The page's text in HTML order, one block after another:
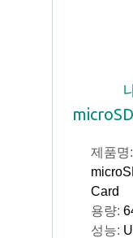
제품명:
Card
용량:
성능: